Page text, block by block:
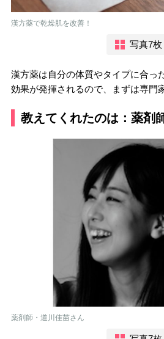
漢方薬で乾燥肌を改善！
写真7枚
漢方薬は自分の体質やタイプに合っ
効果が発揮されるので、まずは専門
教えてくれたのは：薬剤
薬剤師・道川佳苗さん